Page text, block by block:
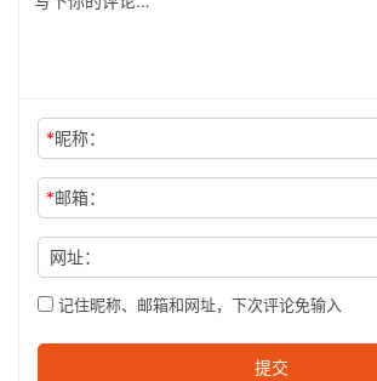
*昵称：
*邮箱：
网址：
记住昵称、邮箱和网址，下次评论免输入
提交